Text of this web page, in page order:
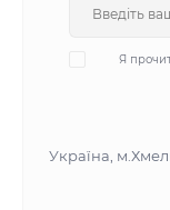
Я
Україна,